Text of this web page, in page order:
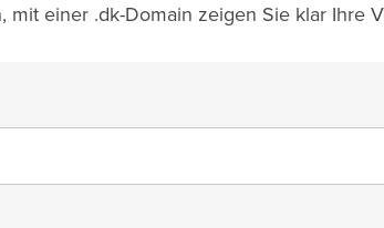
einer .dk-Domain zeigen Sie klar Ihre